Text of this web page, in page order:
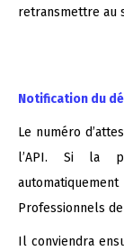
retransmettre au
Notification du
Le numéro
l’API. Si la
Professionnels
Il conviendra